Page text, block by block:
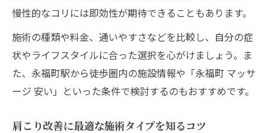
慢性的なコリには即効性が期待できることもあります。
施術の種類や料金、通いやすさなどを比較し、自分の症
状やライフスタイルに合った選択を心がけましょう。ま
た、永福町駅から徒歩圏内の施設情報や「永福町 マッサ
ージ 安い」といった条件で検討するのもおすすめです。
肩こり改善に最適な施術タイプを知るコツ